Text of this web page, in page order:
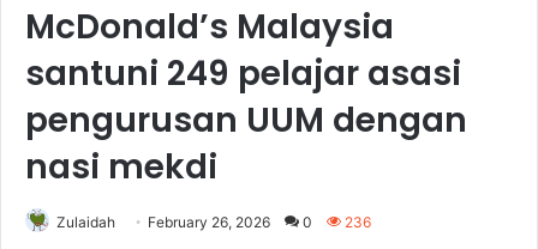
McDonald’s Malaysia
santuni 249 pelajar asasi
pengurusan UUM dengan
nasi mekdi
Zulaidah February 26, 2026 0 236